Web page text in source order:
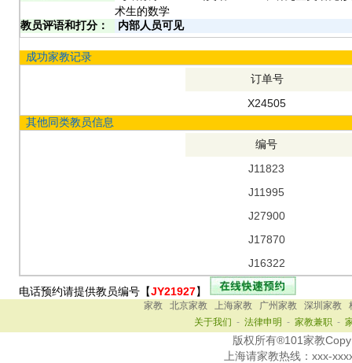
术生的数学
教员评语和打分：
内部人员可见
成功家教记录
订单号
X24505
其他同类教员信息
编号
J11823
J11995
J27900
J17870
J16322
电话预约请提供教员编号【JY21927】
家教 北京家教 上海家教 广州家教 深圳家教
关于我们 - 法律申明 - 家教兼职 -
版权所有®101家教
上海请家教热线： xxx-